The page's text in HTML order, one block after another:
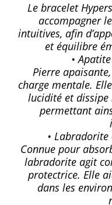
Le bracelet
accompagner
intuitives, afin
et équilibre
•
Pierre
charge mentale.
lucidité et dissipe
permettant
•
Connue pour
labradorite agit
protectrice. Elle
dans les